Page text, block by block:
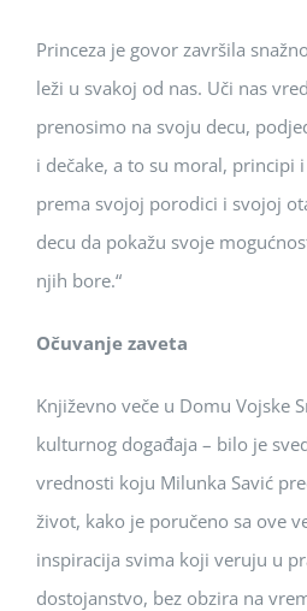
Princeza je govor završila
leži u svakoj od nas. Uči nas
prenosimo na svoju decu,
i dečake, a to su moral, principi
prema svojoj porodici i svojoj
decu da pokažu svoje
njih bore.“
Očuvanje zaveta
Književno veče u Domu Vojske
kulturnog događaja – bilo je
vrednosti koju Milunka Savić
život, kako je poručeno sa ove
inspiracija svima koji veruju u
dostojanstvo, bez obzira na